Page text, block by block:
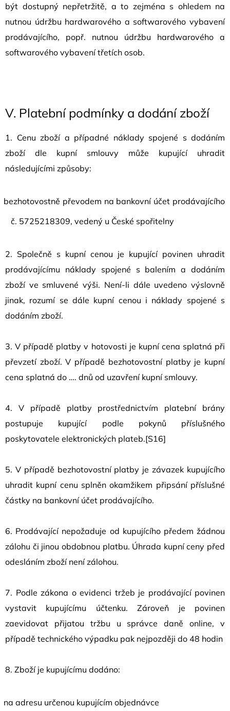
být dostupný nepřetržitě, a to zejména s ohledem na
nutnou údržbu hardwarového a softwarového vybavení
prodávajícího, popř. nutnou údržbu hardwarového a
softwarového vybavení třetích osob.
V. Platební podmínky a dodání zboží
1. Cenu zboží a případné náklady spojené s dodáním
zboží dle kupní smlouvy může kupující uhradit
následujícími způsoby:
bezhotovostně převodem na bankovní účet prodávajícího
č. 5725218309, vedený u České spořitelny
2. Společně s kupní cenou je kupující povinen uhradit
prodávajícímu náklady spojené s balením a dodáním
zboží ve smluvené výši. Není-li dále uvedeno výslovně
jinak, rozumí se dále kupní cenou i náklady spojené s
dodáním zboží.
3. V případě platby v hotovosti je kupní cena splatná při
převzetí zboží. V případě bezhotovostní platby je kupní
cena splatná do …. dnů od uzavření kupní smlouvy.
4. V případě platby prostřednictvím platební brány
postupuje kupující podle pokynů příslušného
poskytovatele elektronických plateb.[S16]
5. V případě bezhotovostní platby je závazek kupujícího
uhradit kupní cenu splněn okamžikem připsání příslušné
částky na bankovní účet prodávajícího.
6. Prodávající nepožaduje od kupujícího předem žádnou
zálohu či jinou obdobnou platbu. Úhrada kupní ceny před
odesláním zboží není zálohou.
7. Podle zákona o evidenci tržeb je prodávající povinen
vystavit kupujícímu účtenku. Zároveň je povinen
zaevidovat přijatou tržbu u správce daně online, v
případě technického výpadku pak nejpozději do 48 hodin
8. Zboží je kupujícímu dodáno:
na adresu určenou kupujícím objednávce